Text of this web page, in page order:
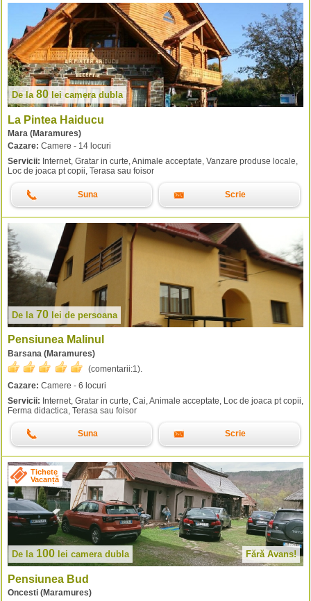
De la 80 lei camera dubla
La Pintea Haiducu
Mara (Maramures)
Cazare: Camere - 14 locuri
Servicii: Internet, Gratar in curte, Animale acceptate, Vanzare produse locale,
Loc de joaca pt copii, Terasa sau foisor
Suna Scrie
De la 70 lei de persoana
Pensiunea Malinul
Barsana (Maramures)
(comentarii:1).
Cazare: Camere - 6 locuri
Servicii: Internet, Gratar in curte, Cai, Animale acceptate, Loc de joaca pt copii,
Ferma didactica, Terasa sau foisor
Suna Scrie
Tichete
Vacanță
De la 100 lei camera dubla Fără Avans!
Pensiunea Bud
Oncesti (Maramures)